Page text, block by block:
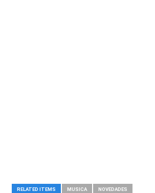
RELATED ITEMS MUSICA NOVEDADES